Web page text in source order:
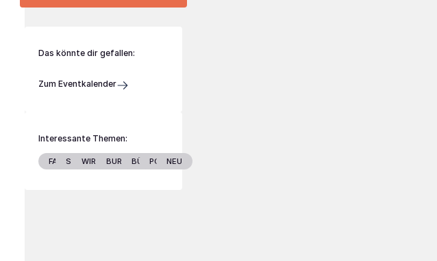
Das könnte dir gefallen:
Zum Eventkalender
Interessante Themen:
FAMILIESTARSWIRTSCHAFTBURGENLAND
BÜCHERPOLITIK
NEU